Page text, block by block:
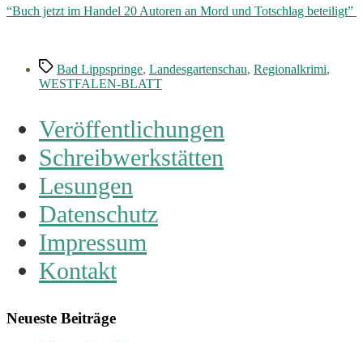
“Buch jetzt im Handel 20 Autoren an Mord und Totschlag beteiligt”
Schlagwörter
Bad Lippspringe, Landesgartenschau, Regionalkrimi,
WESTFALEN-BLATT
Veröffentlichungen
Schreibwerkstätten
Lesungen
Datenschutz
Impressum
Kontakt
Neueste Beiträge